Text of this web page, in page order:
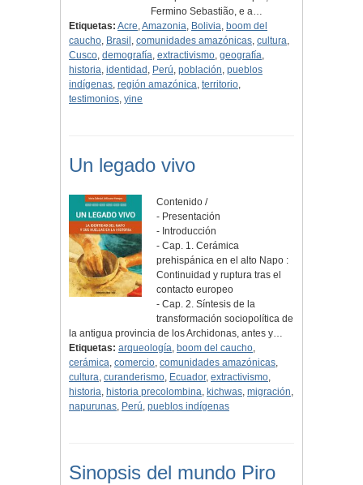
Fermino Sebastião, e a…
Etiquetas: Acre,Amazonia, Bolivia, boom del
caucho, Brasil , comunidades amazónicas, cultura,
Cusco, demografía, extractivismo, geografía,
historia, identidad , Perú, población, pueblos
indígenas, región amazónica, territorio,
testimonios, yine
Un legado vivo
Contenido /
- Presentación
- Introducción
- Cap. 1. Cerámica
prehispánica en el alto Napo :
Continuidad y ruptura tras el
contacto europeo
- Cap. 2. Síntesis de la
transformación sociopolítica de
la antigua provincia de los Archidonas, antes y…
Etiquetas: arqueología, boom del caucho,
cerámica, comercio, comunidades amazónicas,
cultura, curanderismo, Ecuador, extractivismo,
historia, historia precolombina, kichwas, migración,
napurunas, Perú, pueblos indígenas
Sinopsis del mundo Piro